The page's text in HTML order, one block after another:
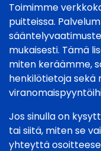
Toimimme
puitteissa.
mukaisesti. Tämä
miten keräämme,
henkilötietoja
Jos sinulla on
tai siitä, miten se
yhteyttä